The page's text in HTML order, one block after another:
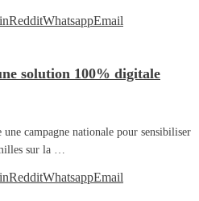
RedditWhatsappEmail
solution 100% digitale
campagne nationale pour sensibiliser
sur la …
RedditWhatsappEmail